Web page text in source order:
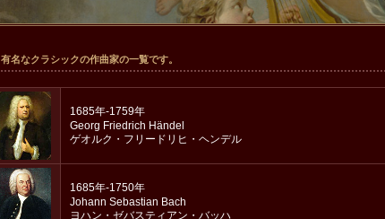
有名なクラシックの作曲家の一覧です。
1685年-1759年
Georg Friedrich Händel
ゲオルク・フリードリヒ・ヘンデル
1685年-1750年
Johann Sebastian Bach
ヨハン・ゼバスティアン・バッハ